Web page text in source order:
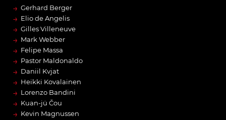
→ Gerhard Berger
→ Elio de Angelis
→ Gilles Villeneuve
→ Mark Webber
→ Felipe Massa
→ Pastor Maldonaldo
→ Daniil Kvjat
→ Heikki Kovalainen
→ Lorenzo Bandini
→ Kuan-jü Čou
→ Kevin Magnussen